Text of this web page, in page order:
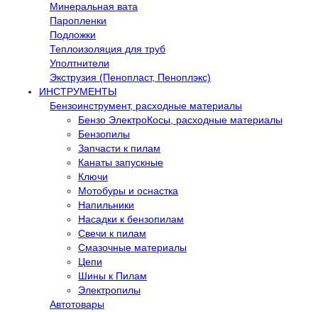
Минеральная вата
Паропленки
Подложки
Теплоизоляция для труб
Уполтнители
Экструзия (Пенопласт, Пеноплэкс)
ИНСТРУМЕНТЫ
Бензоинструмент, расходные материалы
Бензо ЭлектроКосы, расходные материалы
Бензопилы
Запчасти к пилам
Канаты запускные
Ключи
Мотобуры и оснастка
Напильники
Насадки к бензопилам
Свечи к пилам
Смазочные материалы
Цепи
Шины к Пилам
Электропилы
Автотовары